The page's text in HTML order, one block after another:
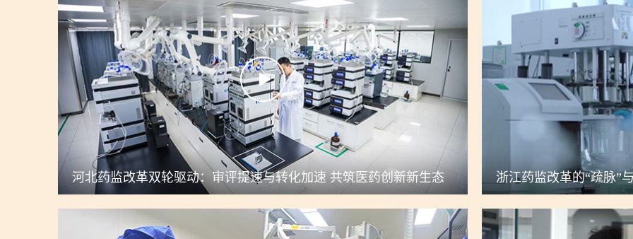
河北药监改革双轮驱动：审评提速与转化加速 共筑医药创新新生态 浙江药监改革的“疏脉”